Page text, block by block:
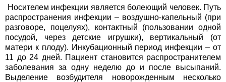
Носителем инфекции является болеющий человек. Путь
распространения инфекции – воздушно-капельный (при
разговоре, поцелуях), контактный (пользовании одной
посудой, через детские игрушки), вертикальный (от
матери к плоду). Инкубационный период инфекции – от
11 до 24 дней. Пациент становится распространителем
заболевания за одну неделю до и после высыпаний.
Выделение возбудителя новорожденным несколько